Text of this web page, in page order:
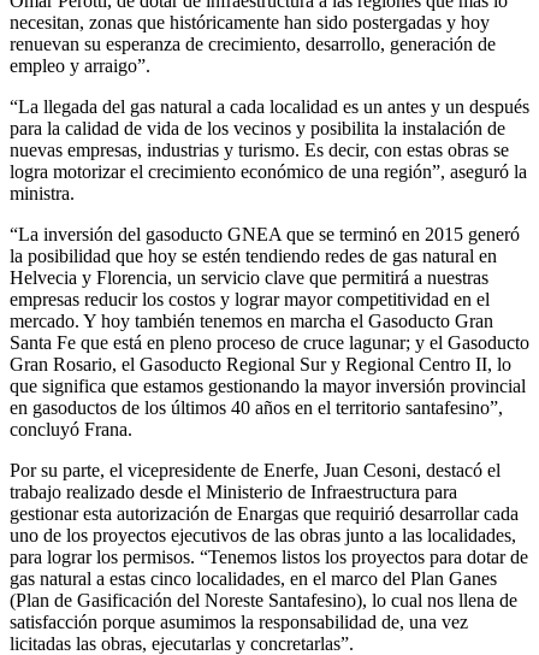
necesitan, zonas que históricamente han sido postergadas y hoy
renuevan su esperanza de crecimiento, desarrollo, generación de
empleo y arraigo”.
“La llegada del gas natural a cada localidad es un antes y un después
para la calidad de vida de los vecinos y posibilita la instalación de
nuevas empresas, industrias y turismo. Es decir, con estas obras se
logra motorizar el crecimiento económico de una región”, aseguró la
ministra.
“La inversión del gasoducto GNEA que se terminó en 2015 generó
la posibilidad que hoy se estén tendiendo redes de gas natural en
Helvecia y Florencia, un servicio clave que permitirá a nuestras
empresas reducir los costos y lograr mayor competitividad en el
mercado. Y hoy también tenemos en marcha el Gasoducto Gran
Santa Fe que está en pleno proceso de cruce lagunar; y el Gasoducto
Gran Rosario, el Gasoducto Regional Sur y Regional Centro II, lo
que significa que estamos gestionando la mayor inversión provincial
en gasoductos de los últimos 40 años en el territorio santafesino”,
concluyó Frana.
Por su parte, el vicepresidente de Enerfe, Juan Cesoni, destacó el
trabajo realizado desde el Ministerio de Infraestructura para
gestionar esta autorización de Enargas que requirió desarrollar cada
uno de los proyectos ejecutivos de las obras junto a las localidades,
para lograr los permisos. “Tenemos listos los proyectos para dotar de
gas natural a estas cinco localidades, en el marco del Plan Ganes
(Plan de Gasificación del Noreste Santafesino), lo cual nos llena de
satisfacción porque asumimos la responsabilidad de, una vez
licitadas las obras, ejecutarlas y concretarlas”.